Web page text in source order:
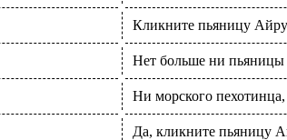
Кликните пьяницу
Нет больше ни пьяницы
Ни морского
Да, кликните пьяницу